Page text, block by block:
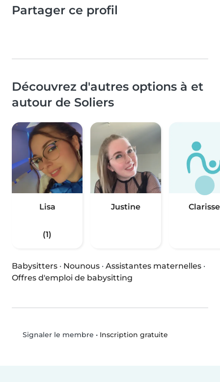
Partager ce profil
Découvrez d'autres options à et
autour de Soliers
Lisa
(1)
Justine Clarisse
Babysitters · Nounous · Assistantes maternelles ·
Offres d'emploi de babysitting
Signaler le membre • Inscription gratuite